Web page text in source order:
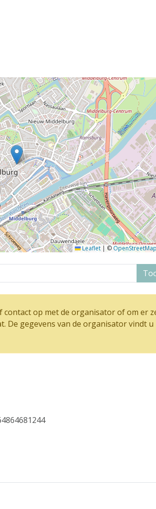
Leaflet | ©
contact op met de organisator of om er
De gegevens van de organisator vindt u